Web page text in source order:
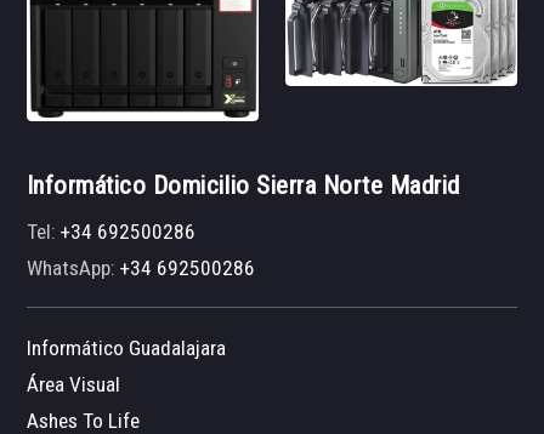
Informático Domicilio Sierra Norte Madrid
Tel:+34 692500286
WhatsApp:+34 692500286
Informático Guadalajara
Área Visual
Ashes To Life